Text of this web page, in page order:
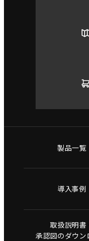
製品一覧
導入事例
取扱説明書
承認図のダウン